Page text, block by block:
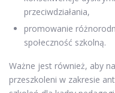
przeciwdziałania,
promowanie
społeczność szkolną.
Ważne jest również, aby
przeszkoleni w zakresie